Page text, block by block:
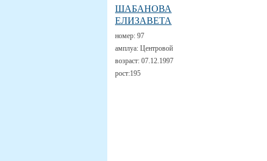
ШАБАНОВА
ЕЛИЗАВЕТА
номер: 97
амплуа: Центровой
возраст: 07.12.1997
рост:195